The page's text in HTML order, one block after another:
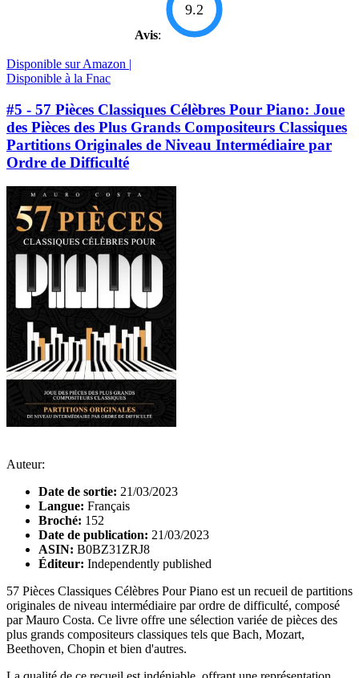
Avis:
9.2
Disponible sur Amazon |
Disponible à la Fnac
#5 - 57 Pièces Classiques Célèbres Pour Piano: Joue
des Pièces des Plus Grands Compositeurs Classiques
Partitions Originales de Niveau Intermédiaire par
Ordre de Difficulté
Auteur:
Date de sortie: 21/03/2023
Langue: Français
Broché: 152
Date de publication: 21/03/2023
ASIN: B0BZ31ZRJ8
Éditeur: Independently published
57 Pièces Classiques Célèbres Pour Piano est un recueil de partitions
originales de niveau intermédiaire par ordre de difficulté, composé
par Mauro Costa. Ce livre offre une sélection variée de pièces des
plus grands compositeurs classiques tels que Bach, Mozart,
Beethoven, Chopin et bien d'autres.